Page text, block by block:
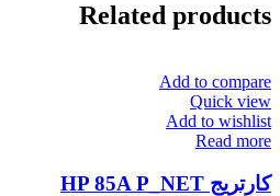
Related products
Add to compare
Quick view
Add to wishlist
Read more
کارتریج HP 85A P_NET